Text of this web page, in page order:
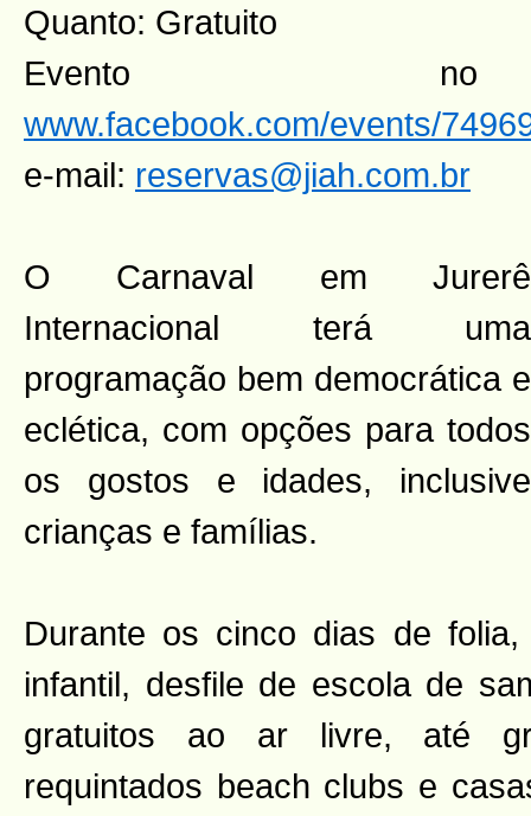
Quanto: Gratuito
Evento
www.facebook.com/events/
e-mail: reservas@jiah.com.br
O Carnaval em Jurerê
Internacional terá uma
programação bem democrática e
eclética, com opções para todos
os gostos e idades, inclusive
crianças e famílias.
Durante os cinco dias de
infantil, desfile de escola de
gratuitos ao ar livre, até
requintados beach clubs e